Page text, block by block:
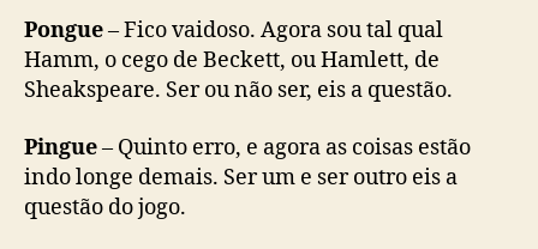
Pongue– Fico vaidoso. Agora sou tal qual
Hamm, o cego de Beckett, ou Hamlett, de
Sheakspeare. Ser ou não ser, eis a questão.
Pingue– Quinto erro, e agora as coisas estão
indo longe demais. Ser um e ser outro eis a
questão do jogo.